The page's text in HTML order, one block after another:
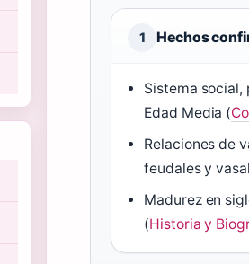
1 Hechos
Sistema social,
Edad Media (
Relaciones de
feudales y
Madurez en
(Historia y